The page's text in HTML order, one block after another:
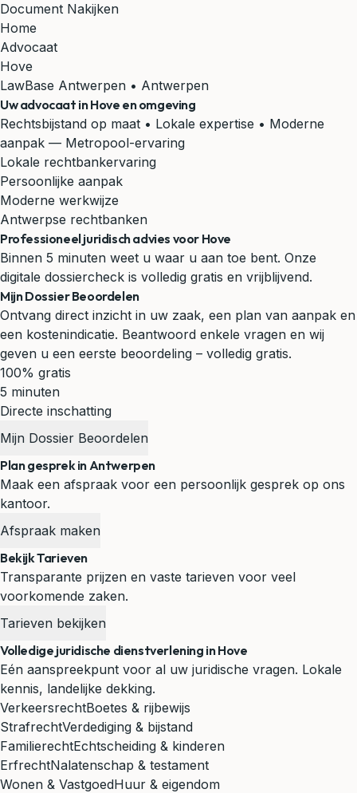
Document Nakijken
Home
Advocaat
Hove
LawBase Antwerpen • Antwerpen
Uw advocaat inHove en omgeving
Rechtsbijstand op maat • Lokale expertise • Moderne
aanpak — Metropool-ervaring
Lokale rechtbankervaring
Persoonlijke aanpak
Moderne werkwijze
Antwerpse rechtbanken
Professioneel juridisch advies voor Hove
Binnen 5 minuten weet u waar u aan toe bent. Onze
digitale dossiercheck is volledig gratis en vrijblijvend.
Mijn Dossier Beoordelen
Ontvang direct inzicht in uw zaak, een plan van aanpak en
een kostenindicatie. Beantwoord enkele vragen en wij
geven u een eerste beoordeling – volledig gratis.
100% gratis
5 minuten
Directe inschatting
Mijn Dossier Beoordelen
Plan gesprek in Antwerpen
Maak een afspraak voor een persoonlijk gesprek op ons
kantoor.
Afspraak maken
Bekijk Tarieven
Transparante prijzen en vaste tarieven voor veel
voorkomende zaken.
Tarieven bekijken
Volledige juridische dienstverlening in Hove
Eén aanspreekpunt voor al uw juridische vragen. Lokale
kennis, landelijke dekking.
VerkeersrechtBoetes & rijbewijs
StrafrechtVerdediging & bijstand
FamilierechtEchtscheiding & kinderen
ErfrechtNalatenschap & testament
Wonen & VastgoedHuur & eigendom